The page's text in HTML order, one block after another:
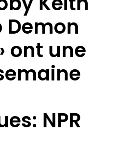
Demon
ont une
NPR